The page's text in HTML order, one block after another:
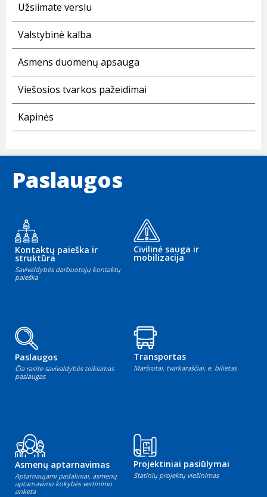
Užsiimate verslu
Valstybinė kalba
Asmens duomenų apsauga
Viešosios tvarkos pažeidimai
Kapinės
Paslaugos
Kontaktų paieška ir
struktūra
Savivaldybės darbuotojų kontaktų
paieška
Civilinė sauga ir
mobilizacija
Paslaugos
Čia rasite savivaldybės teikiamas
paslaugas
Transportas
Maršrutai, tvarkaraščiai, e. bilietas
Asmenų aptarnavimas
Aptarnaujami padaliniai, asmenų
aptarnavimo kokybės vertinimo
anketa
Projektiniai pasiūlymai
Statinių projektų viešinimas